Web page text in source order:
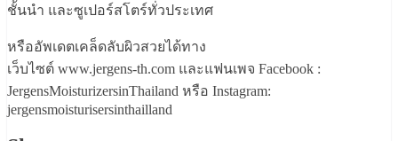
ชั้นนำ และซูเปอร์สโตร์ทั่วประเทศ
หรืออัพเดตเคล็ดลับผิวสวยได้ทาง
เว็บไซต์ www.jergens-th.com และแฟนเพจ Facebook :
JergensMoisturizersinThailand หรือ Instagram:
jergensmoisturisersinthailland